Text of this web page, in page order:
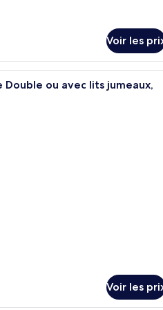
Voir les
Une chambre d’hôtel avec
Double ou avec lits jumeaux,
Voir les